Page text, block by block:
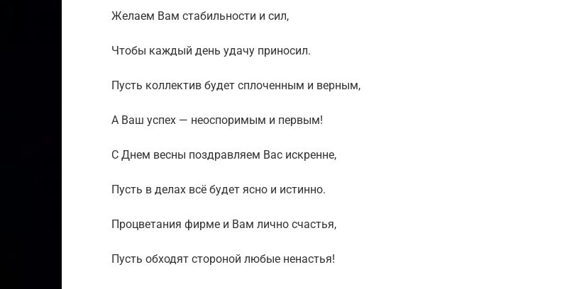
Желаем Вам стабильности и сил,
Чтобы каждый день удачу приносил.
Пусть коллектив будет сплоченным и верным,
А Ваш успех — неоспоримым и первым!
С Днем весны поздравляем Вас искренне,
Пусть в делах всё будет ясно и истинно.
Процветания фирме и Вам лично счастья,
Пусть обходят стороной любые ненастья!